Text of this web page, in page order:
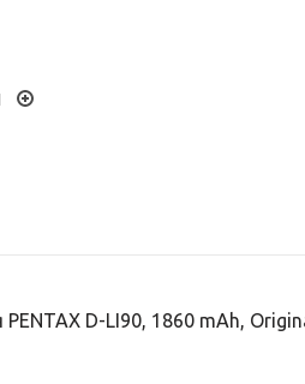
D-LI90, 1860 mAh,